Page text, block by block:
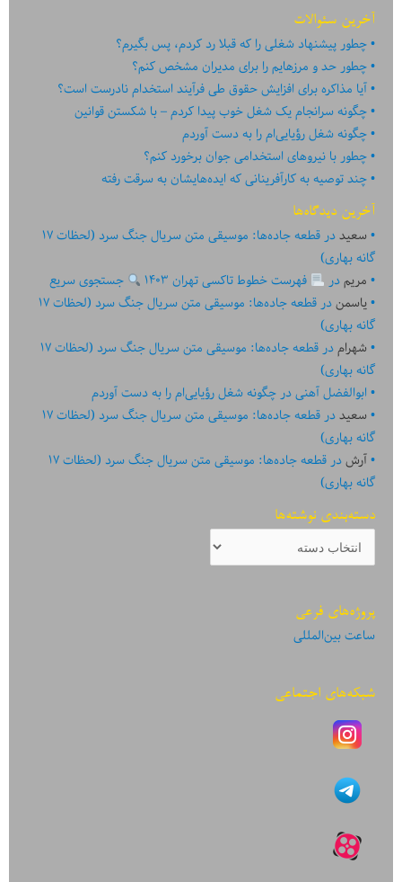
آخرین سئوالات
چطور پیشنهاد شغلی را که قبلا رد کردم، پس بگیرم؟
چطور حد و مرزهایم را برای مدیران مشخص کنم؟
آیا مذاکره برای افزایش حقوق طی فرآیند استخدام نادرست است؟
چگونه سرانجام یک شغل خوب پیدا کردم – با شکستن قوانین
چگونه شغل رؤیایی‌ام را به دست آوردم
چطور با نیروهای استخدامی جوان برخورد کنم؟
چند توصیه به کارآفرینانی که ایده‏‏‌‏‏‌هایشان به سرقت رفته
آخرین دیدگاه‌ها
سعیددر
قطعه جاده‌ها: موسیقی متن سریال جنگ سرد (لحظات ۱۷
گانه بهاری)
مریمدر فهرست خطوط تاکسی تهران ۱۴۰۳
جستجوی سریع
یاسمندر
قطعه جاده‌ها: موسیقی متن سریال جنگ سرد (لحظات ۱۷
گانه بهاری)
شهرامدر
قطعه جاده‌ها: موسیقی متن سریال جنگ سرد (لحظات ۱۷
گانه بهاری)
ابوالفضل آهنیدرچگونه شغل رؤیایی‌ام را به دست آوردم
سعیددر
قطعه جاده‌ها: موسیقی متن سریال جنگ سرد (لحظات ۱۷
گانه بهاری)
آرشدر
قطعه جاده‌ها: موسیقی متن سریال جنگ سرد (لحظات ۱۷
گانه بهاری)
دسته‌بندی نوشته‌ها
دسته‌بندی
نوشته‌ها
پروژه‌های فرعی
ساعت بین‌المللی
شبکه‌های اجتماعی